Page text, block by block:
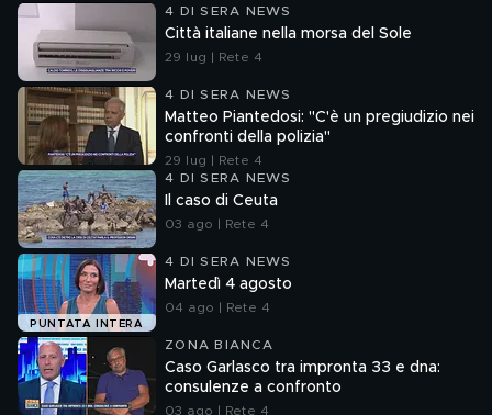
4 DI SERA NEWS
Città italiane nella morsa del Sole
29 lug | Rete 4
4 DI SERA NEWS
Matteo Piantedosi: "C'è un pregiudizio nei
confronti della polizia"
29 lug | Rete 4
4 DI SERA NEWS
Il caso di Ceuta
03 ago | Rete 4
PUNTATA INTERA
4 DI SERA NEWS
Martedì 4 agosto
04 ago | Rete 4
ZONA BIANCA
Caso Garlasco tra impronta 33 e dna:
consulenze a confronto
03 ago | Rete 4